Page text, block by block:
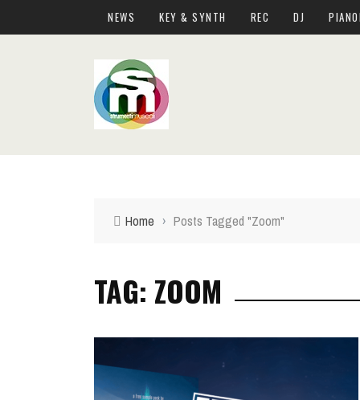
NEWS KEY & SYNTH REC DJ
Home › Posts Tagged "Zoom"
TAG: ZOOM